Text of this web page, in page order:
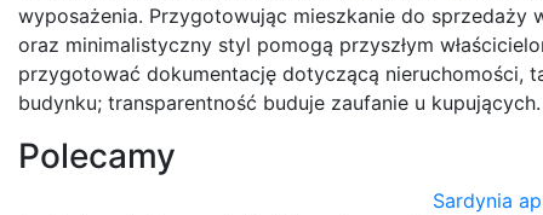
wyposażenia. Przygotowując mieszkanie do
oraz minimalistyczny styl pomogą przyszłym
przygotować dokumentację dotyczącą nieruchomości,
budynku; transparentność buduje zaufanie u kupujących.
Polecamy
Sardynia